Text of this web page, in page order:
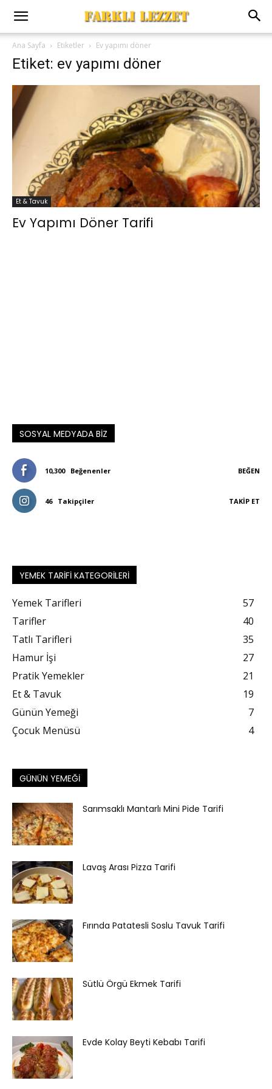
Ana Sayfa Etiketler Ev yapımı döner
Etiket: ev yapımı döner
Et & Tavuk
Ev Yapımı Döner Tarifi
SOSYAL MEDYADA BIZ
10,300 Beğenenler BEĞEN
46 Takipçiler TAKIP ET
YEMEK TARIFI KATEGORILERI
Yemek Tarifleri
57
Tarifler
40
Tatlı Tarifleri
35
Hamur İşi
27
Pratik Yemekler
21
Et & Tavuk
19
Günün Yemeği
7
Çocuk Menüsü
4
GÜNÜN YEMEĞI
Sarımsaklı Mantarlı Mini Pide Tarifi
Lavaş Arası Pizza Tarifi
Fırında Patatesli Soslu Tavuk Tarifi
Sütlü Örgü Ekmek Tarifi
Evde Kolay Beyti Kebabı Tarifi